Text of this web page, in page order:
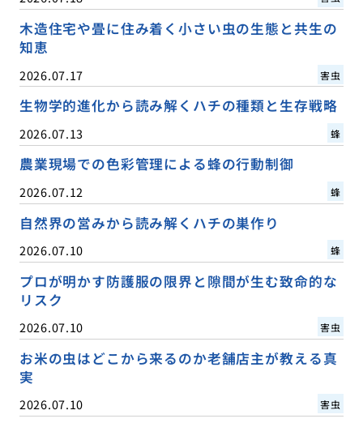
木造住宅や畳に住み着く小さい虫の生態と共生の
知恵
2026.07.17 害虫
生物学的進化から読み解くハチの種類と生存戦略
2026.07.13 蜂
農業現場での色彩管理による蜂の行動制御
2026.07.12 蜂
自然界の営みから読み解くハチの巣作り
2026.07.10 蜂
プロが明かす防護服の限界と隙間が生む致命的な
リスク
2026.07.10 害虫
お米の虫はどこから来るのか老舗店主が教える真
実
2026.07.10 害虫